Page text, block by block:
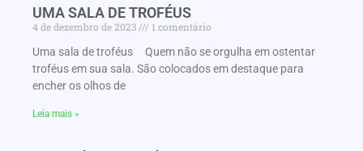
UMA SALA DE TROFÉUS
4 de dezembro de 2023
1 comentário
Uma sala de troféus Quem não se orgulha em ostentar
troféus em sua sala. São colocados em destaque para
encher os olhos de
Leia mais »